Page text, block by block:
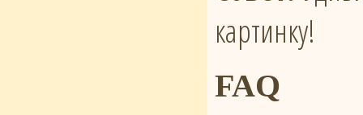
картинку!
FAQ